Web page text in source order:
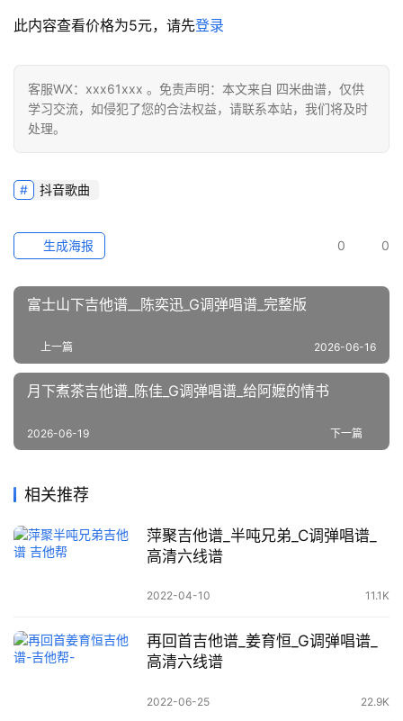
此内容查看价格为5元，请先登录
客服WX：xxx61xxx 。免责声明：本文来自 四米曲谱，仅供
学习交流，如侵犯了您的合法权益，请联系本站，我们将及时
处理。
抖音歌曲
0 0
生成海报
富士山下吉他谱__陈奕迅_G调弹唱谱_完整版
上一篇 2026-06-16
月下煮茶吉他谱_陈佳_G调弹唱谱_给阿嬷的情书
下一篇
2026-06-19
相关推荐
萍聚吉他谱_半吨兄弟_C调弹唱谱_
高清六线谱
2022-04-10 11.1K
再回首吉他谱_姜育恒_G调弹唱谱_
高清六线谱
2022-06-25 22.9K